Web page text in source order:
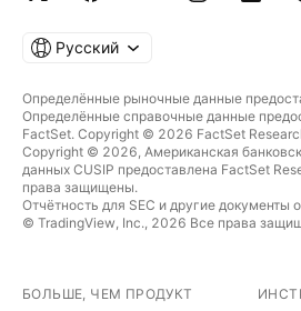
Русский
Определённые рыночные данные
Определённые справочные данные
FactSet. Copyright © 2026 FactSet
Copyright © 2026, Американская
данных CUSIP предоставлена FactSet
права защищены.
Отчётность для SEC и другие документы
© TradingView, Inc., 2026 Все права
БОЛЬШЕ, ЧЕМ ПРОДУКТ